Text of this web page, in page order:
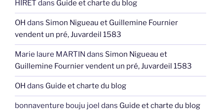
HIRET dans Guide et charte du blog
OH dans Simon Nigueau et Guillemine Fournier
vendent un pré, Juvardeil 1583
Marie laure MARTIN dans Simon Nigueau et
Guillemine Fournier vendent un pré, Juvardeil 1583
OH dans Guide et charte du blog
bonnaventure bouju joel dans Guide et charte du blog